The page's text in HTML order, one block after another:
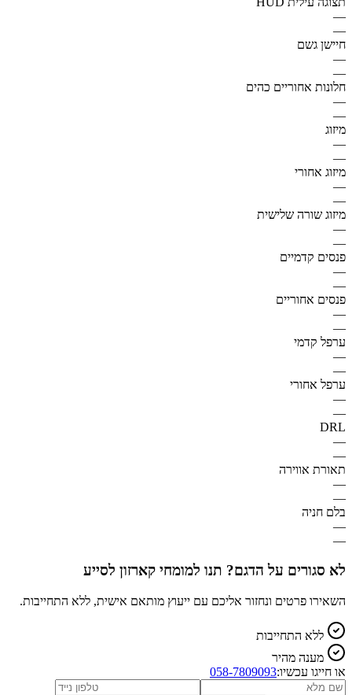
—
—
חיישן גשם
—
—
חלונות אחוריים כהים
—
—
מיזוג
—
—
מיזוג אחורי
—
—
מיזוג שורה שלישית
—
—
פנסים קדמיים
—
—
פנסים אחוריים
—
—
ערפל קדמי
—
—
ערפל אחורי
—
—
DRL
—
—
תאורת אווירה
—
—
בלם חניה
—
—
לא סגורים על הדגם? תנו למומחי קארזון לסייע
השאירו פרטים ונחזור אליכם עם ייעוץ מותאם אישית, ללא התחייבות.
ללא התחייבות
מענה מהיר
או חייגו עכשיו:058-7809093